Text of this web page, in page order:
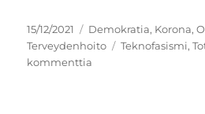
Julkaistu
15/12/2021 Kategoriat
Demokratia, Korona,
Terveydenhoito
Avainsanat
Teknofasismi,
kommenttia